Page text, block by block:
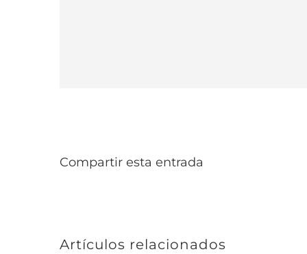
Compartir esta entrada
Artículos relacionados